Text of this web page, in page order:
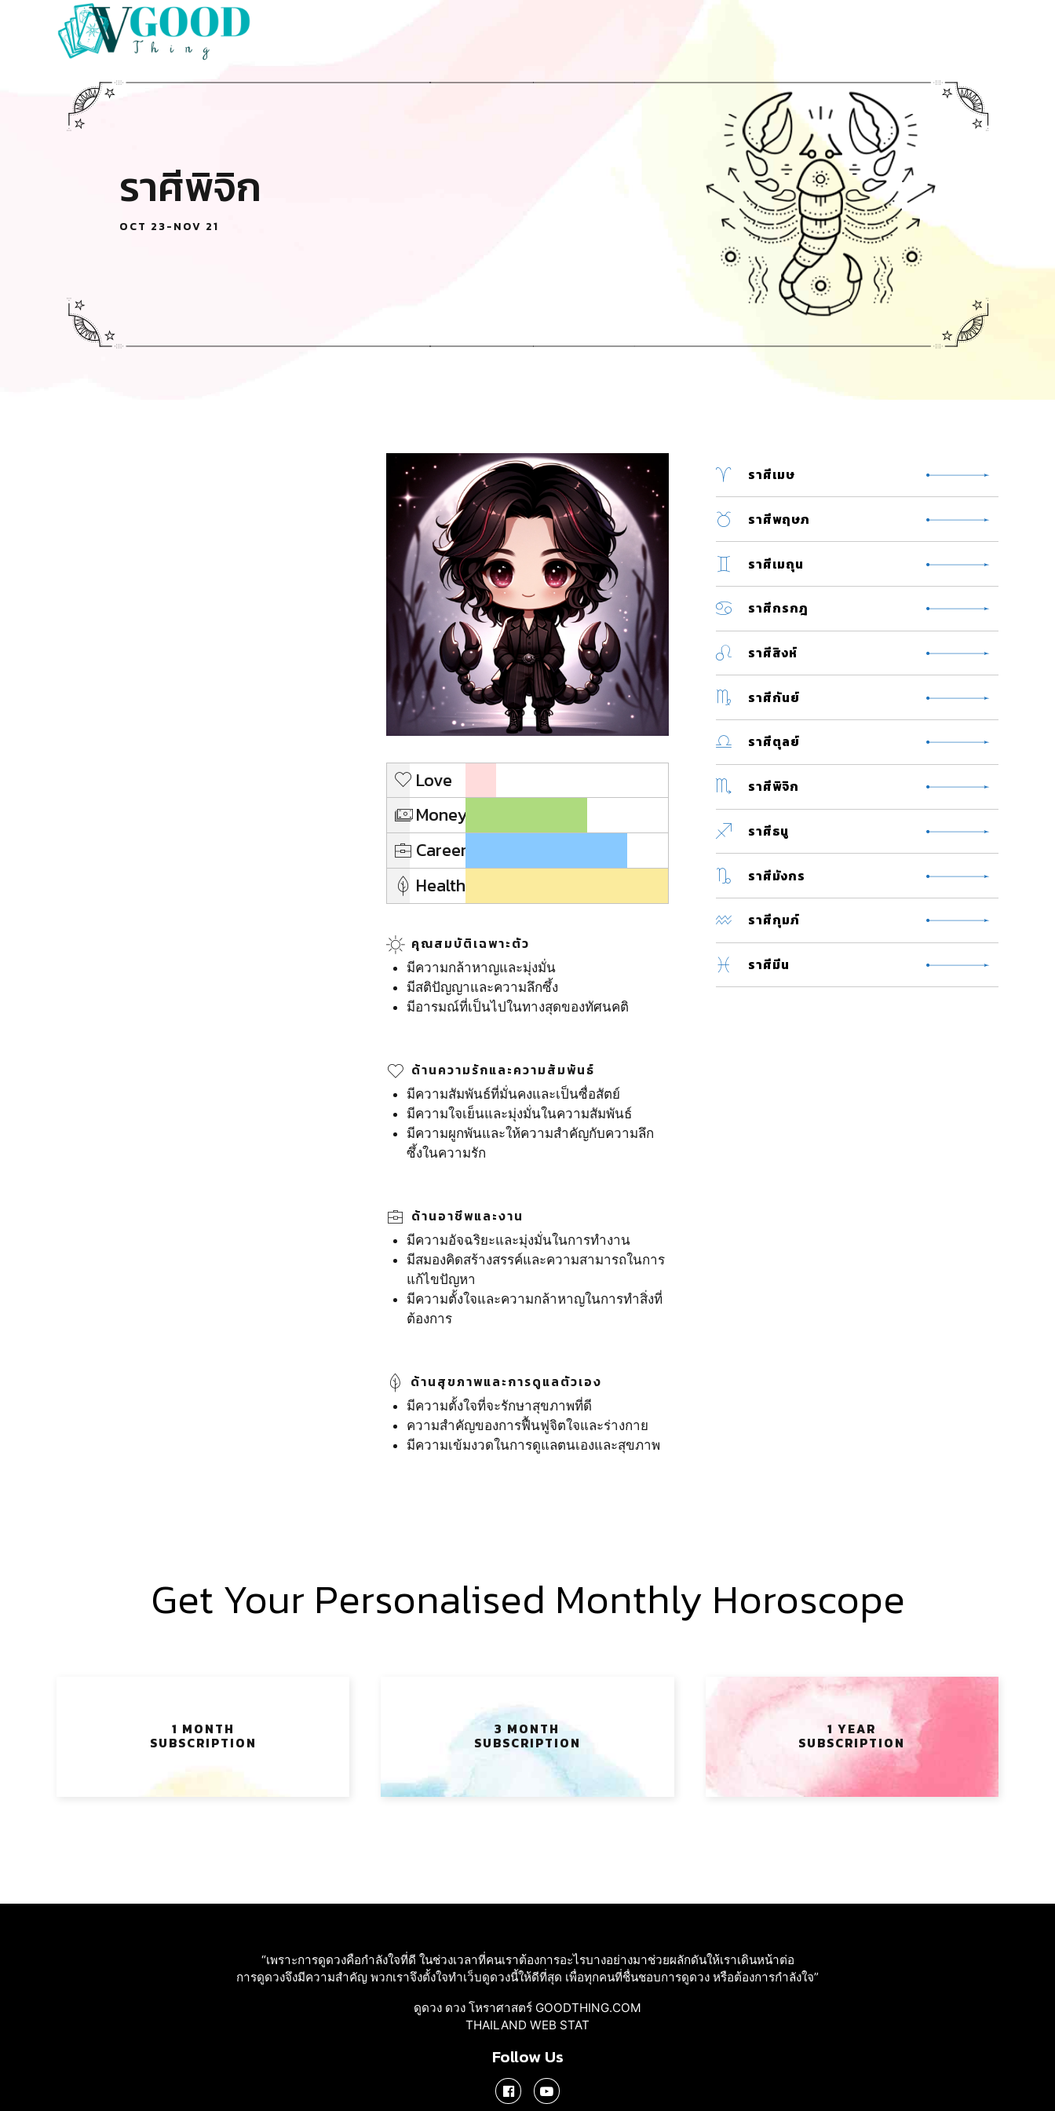
ราศีพิจิก
OCT 23-NOV 21
Love
Money
Career
Health
คุณสมบัติเฉพาะตัว
มีความกล้าหาญและมุ่งมั่น
มีสติปัญญาและความลึกซึ้ง
มีอารมณ์ที่เป็นไปในทางสุดของทัศนคติ
ด้านความรักและความสัมพันธ์
มีความสัมพันธ์ที่มั่นคงและเป็นซื่อสัตย์
มีความใจเย็นและมุ่งมั่นในความสัมพันธ์
มีความผูกพันและให้ความสำคัญกับความลึก
ซึ้งในความรัก
ด้านอาชีพและงาน
มีความอัจฉริยะและมุ่งมั่นในการทำงาน
มีสมองคิดสร้างสรรค์และความสามารถในการ
แก้ไขปัญหา
มีความตั้งใจและความกล้าหาญในการทำสิ่งที่
ต้องการ
ด้านสุขภาพและการดูแลตัวเอง
มีความตั้งใจที่จะรักษาสุขภาพที่ดี
ความสำคัญของการฟื้นฟูจิตใจและร่างกาย
มีความเข้มงวดในการดูแลตนเองและสุขภาพ
ราศีเมษ
ราศีพฤษภ
ราศีเมถุน
ราศีกรกฎ
ราศีสิงห์
ราศีกันย์
ราศีตุลย์
ราศีพิจิก
ราศีธนู
ราศีมังกร
ราศีกุมภ์
ราศีมีน
Get Your Personalised Monthly Horoscope
1 MONTH
SUBSCRIPTION
3 MONTH
SUBSCRIPTION
1 YEAR
SUBSCRIPTION
“เพราะการดูดวงคือกําลังใจที่ดี ในช่วงเวลาที่คนเราต้องการอะไรบางอย่างมาช่วยผลักดันให้เราเดินหน้าต่อ
การดูดวงจึงมีความสําคัญ พวกเราจึงตั้งใจทําเว็บดูดวงนี้ให้ดีที่สุด เพื่อทุกคนที่ชื่นชอบการดูดวง หรือต้องการกําลังใจ”
ดูดวง ดวง โหราศาสตร์ GOODTHING.COM
THAILAND WEB STAT
Follow Us